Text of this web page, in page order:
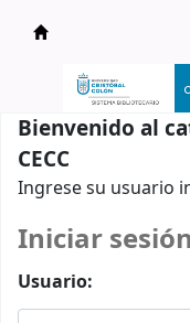
Catálogo en
Bienvenido al
CECC
Ingrese su usuario
Iniciar sesión
Usuario: